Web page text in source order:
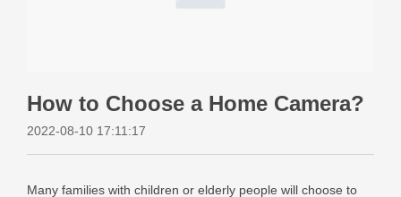
How to Choose a Home Camera?
2022-08-10 17:11:17